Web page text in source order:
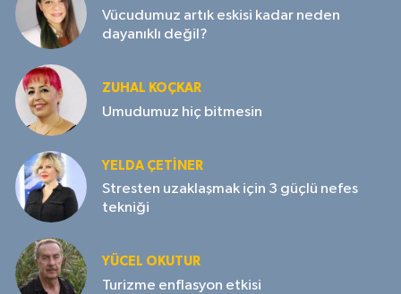
Vücudumuz artık eskisi kadar neden
dayanıklı değil?
ZUHAL KOÇKAR
Umudumuz hiç bitmesin
YELDA ÇETİNER
Stresten uzaklaşmak için 3 güçlü nefes
tekniği
YÜCEL OKUTUR
Turizme enflasyon etkisi